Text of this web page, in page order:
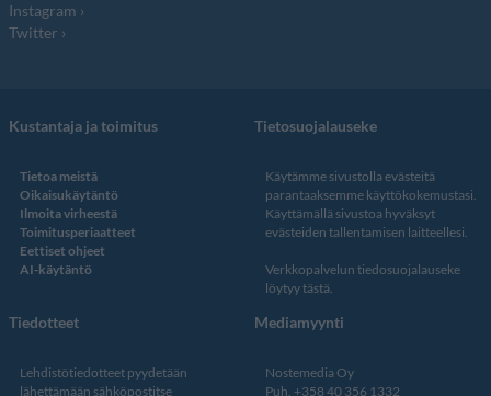
Instagram
Twitter
Kustantaja ja toimitus
Tietoa meistä
Oikaisukäytäntö
Ilmoita virheestä
Toimitusperiaatteet
Eettiset ohjeet
AI-käytäntö
Tietosuojalauseke
Käytämme sivustolla evästeitä
parantaaksemme käyttökokemustasi.
Käyttämällä sivustoa hyväksyt
evästeiden tallentamisen laitteellesi.
Verkkopalvelun tiedosuojalauseke
löytyy tästä.
Tiedotteet
Lehdistötiedotteet pyydetään
lähettämään sähköpostitse
Mediamyynti
Nostemedia Oy
Puh. +358 40 356 1332